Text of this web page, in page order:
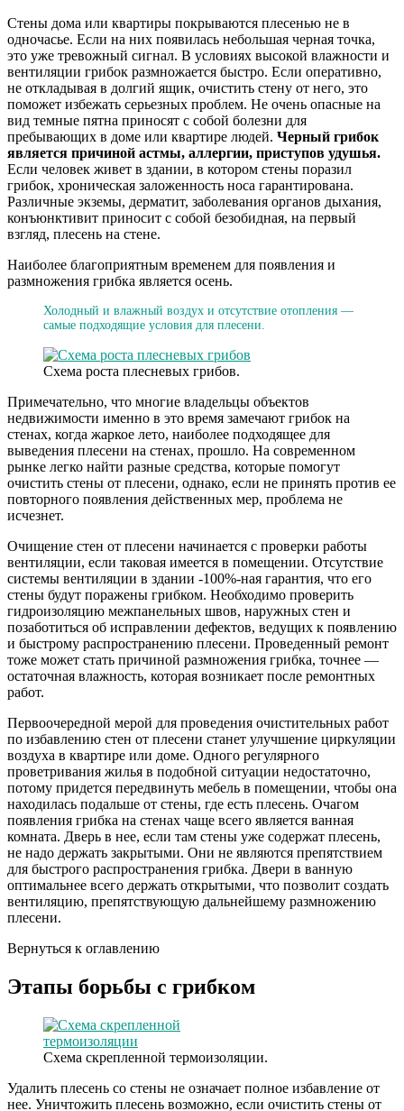
Стены дома или квартиры покрываются плесенью не в
одночасье. Если на них появилась небольшая черная точка,
это уже тревожный сигнал. В условиях высокой влажности и
вентиляции грибок размножается быстро. Если оперативно,
не откладывая в долгий ящик, очистить стену от него, это
поможет избежать серьезных проблем. Не очень опасные на
вид темные пятна приносят с собой болезни для
пребывающих в доме или квартире людей. Черный грибок
является причиной астмы, аллергии, приступов удушья.
Если человек живет в здании, в котором стены поразил
грибок, хроническая заложенность носа гарантирована.
Различные экземы, дерматит, заболевания органов дыхания,
конъюнктивит приносит с собой безобидная, на первый
взгляд, плесень на стене.
Наиболее благоприятным временем для появления и
размножения грибка является осень.
Холодный и влажный воздух и отсутствие отопления —
самые подходящие условия для плесени.
Схема роста плесневых грибов.
Примечательно, что многие владельцы объектов
недвижимости именно в это время замечают грибок на
стенах, когда жаркое лето, наиболее подходящее для
выведения плесени на стенах, прошло. На современном
рынке легко найти разные средства, которые помогут
очистить стены от плесени, однако, если не принять против ее
повторного появления действенных мер, проблема не
исчезнет.
Очищение стен от плесени начинается с проверки работы
вентиляции, если таковая имеется в помещении. Отсутствие
системы вентиляции в здании -100%-ная гарантия, что его
стены будут поражены грибком. Необходимо проверить
гидроизоляцию межпанельных швов, наружных стен и
позаботиться об исправлении дефектов, ведущих к появлению
и быстрому распространению плесени. Проведенный ремонт
тоже может стать причиной размножения грибка, точнее —
остаточная влажность, которая возникает после ремонтных
работ.
Первоочередной мерой для проведения очистительных работ
по избавлению стен от плесени станет улучшение циркуляции
воздуха в квартире или доме. Одного регулярного
проветривания жилья в подобной ситуации недостаточно,
потому придется передвинуть мебель в помещении, чтобы она
находилась подальше от стены, где есть плесень. Очагом
появления грибка на стенах чаще всего является ванная
комната. Дверь в нее, если там стены уже содержат плесень,
не надо держать закрытыми. Они не являются препятствием
для быстрого распространения грибка. Двери в ванную
оптимальнее всего держать открытыми, что позволит создать
вентиляцию, препятствующую дальнейшему размножению
плесени.
Вернуться к оглавлению
Этапы борьбы с грибком
Схема скрепленной термоизоляции.
Удалить плесень со стены не означает полное избавление от
нее. Уничтожить плесень возможно, если очистить стены от